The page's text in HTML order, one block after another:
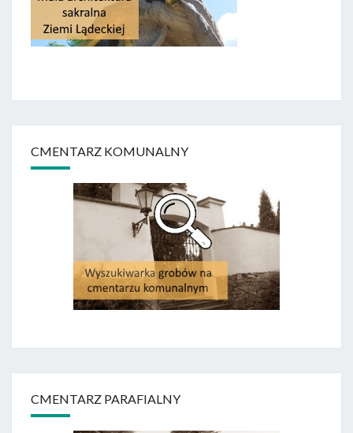
CMENTARZ KOMUNALNY
CMENTARZ PARAFIALNY